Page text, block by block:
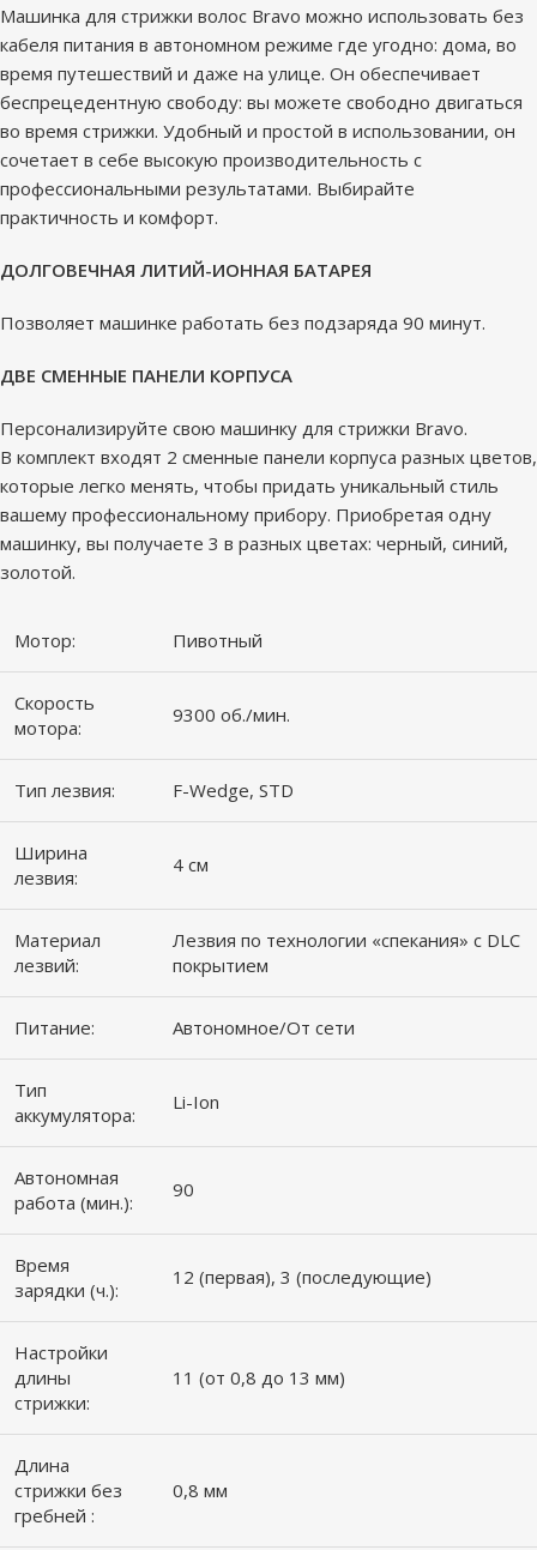
Машинка для стрижки волос Bravo можно использовать без
кабеля питания в автономном режиме где угодно: дома, во
время путешествий и даже на улице. Он обеспечивает
беспрецедентную свободу: вы можете свободно двигаться
во время стрижки. Удобный и простой в использовании, он
сочетает в себе высокую производительность с
профессиональными результатами. Выбирайте
практичность и комфорт.
ДОЛГОВЕЧНАЯ ЛИТИЙ-ИОННАЯ БАТАРЕЯ
Позволяет машинке работать без подзаряда 90 минут.
ДВЕ СМЕННЫЕ ПАНЕЛИ КОРПУСА
Персонализируйте свою машинку для стрижки Bravo.
В комплект входят 2 сменные панели корпуса разных цветов,
которые легко менять, чтобы придать уникальный стиль
вашему профессиональному прибору. Приобретая одну
машинку, вы получаете 3 в разных цветах: черный, синий,
золотой.
Мотор: Пивотный
Скорость
мотора:
9300 об./мин.
Тип лезвия: F-Wedge, STD
Ширина
лезвия:
4 см
Материал
лезвий:
Лезвия по технологии «спекания» с DLC
покрытием
Питание: Автономное/От сети
Тип
аккумулятора:
Li-Ion
Автономная
работа (мин.):
90
Время
зарядки (ч.):
12 (первая), 3 (последующие)
Настройки
длины
стрижки:
11 (от 0,8 до 13 мм)
Длина
стрижки без
гребней :
0,8 мм